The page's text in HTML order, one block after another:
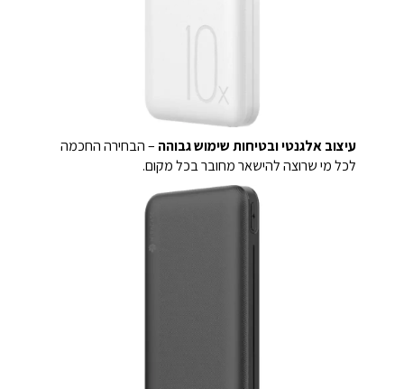
עיצוב אלגנטי ובטיחות שימוש גבוהה – הבחירה החכמה
לכל מי שרוצה להישאר מחובר בכל מקום.